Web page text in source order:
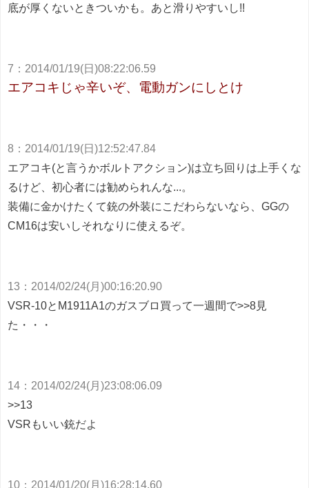
底が厚くないときついかも。あと滑りやすいし!!
7 ： 2014/01/19(日)08:22:06.59
エアコキじゃ辛いぞ、電動ガンにしとけ
8 ： 2014/01/19(日)12:52:47.84
エアコキ(と言うかボルトアクション)は立ち回りは上手くな
るけど、初心者には勧められんな...。
装備に金かけたくて銃の外装にこだわらないなら、GGの
CM16は安いしそれなりに使えるぞ。
13 ： 2014/02/24(月)00:16:20.90
VSR-10とM1911A1のガスブロ買って一週間で>>8見
た・・・
14 ： 2014/02/24(月)23:08:06.09
>>13
VSRもいい銃だよ
10 ： 2014/01/20(月)16:28:14.60